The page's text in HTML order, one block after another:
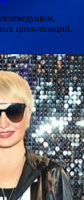
цивилизаций.